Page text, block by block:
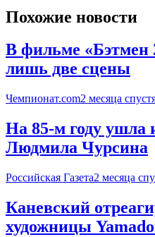
Похожие новости
В фильме «Бэтмен
лишь две сцены
Чемпионат.com2 месяца
На 85-м году ушла
Людмила Чурсина
Российская Газета2 месяца
Каневский
художницы